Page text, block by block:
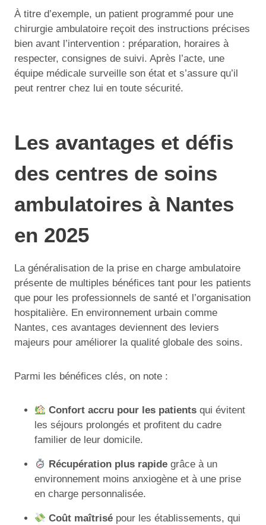
À titre d’exemple, un patient programmé pour une
chirurgie ambulatoire reçoit des instructions précises
bien avant l’intervention : préparation, horaires à
respecter, consignes de suivi. Après l’acte, une
équipe médicale surveille son état et s’assure qu’il
peut rentrer chez lui en toute sécurité.
Les avantages et défis
des centres de soins
ambulatoires à Nantes
en 2025
La généralisation de la prise en charge ambulatoire
présente de multiples bénéfices tant pour les patients
que pour les professionnels de santé et l’organisation
hospitalière. En environnement urbain comme
Nantes, ces avantages deviennent des leviers
majeurs pour améliorer la qualité globale des soins.
Parmi les bénéfices clés, on note :
Confort accru pour les patients qui évitent
les séjours prolongés et profitent du cadre
familier de leur domicile.
Récupération plus rapide grâce à un
environnement moins anxiogène et à une prise
en charge personnalisée.
Coût maîtrisé pour les établissements, qui